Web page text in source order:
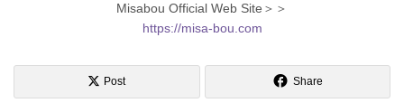
Misabou Official Web Site＞＞
https://misa-bou.com
Post Share